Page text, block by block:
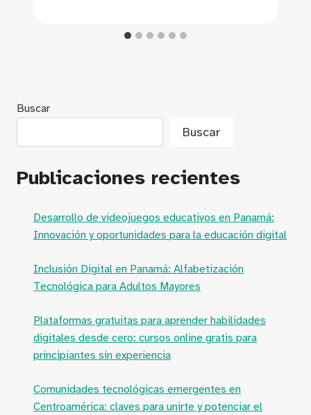
Buscar
Buscar
Publicaciones recientes
Desarrollo de videojuegos educativos en Panamá:
Innovación y oportunidades para la educación digital
Inclusión Digital en Panamá: Alfabetización
Tecnológica para Adultos Mayores
Plataformas gratuitas para aprender habilidades
digitales desde cero: cursos online gratis para
principiantes sin experiencia
Comunidades tecnológicas emergentes en
Centroamérica: claves para unirte y potenciar el